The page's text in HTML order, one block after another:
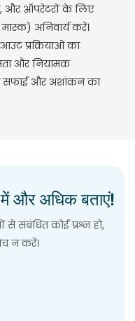
और ऑपरेटरों के लिए
अनिवार्य करें।
प्रक्रियाओं का
और नियामक
सफाई और अंशांकन का
में और अधिक बताएं!
संबंधित कोई प्रश्न हो,
न करें।